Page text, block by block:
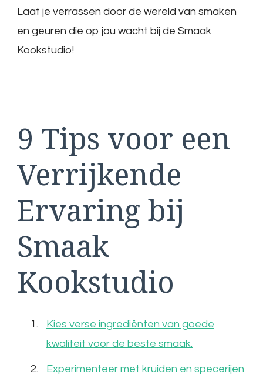
Laat je verrassen door de wereld van smaken
en geuren die op jou wacht bij de Smaak
Kookstudio!
9 Tips voor een
Verrijkende
Ervaring bij
Smaak
Kookstudio
Kies verse ingrediënten van goede
kwaliteit voor de beste smaak.
Experimenteer met kruiden en specerijen